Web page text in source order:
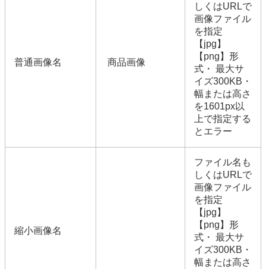
普通画像名 商品画像
しくはURLで
画像ファイル
を指定
【jpg】
【png】形
式・ 最大サ
イズ300KB・
幅または高さ
を1601px以
上で指定する
とエラー
縮小画像名
ファイル名も
しくはURLで
画像ファイル
を指定
【jpg】
【png】形
式・ 最大サ
イズ300KB・
幅または高さ